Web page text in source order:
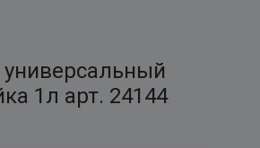
универсальный
1л арт. 24144